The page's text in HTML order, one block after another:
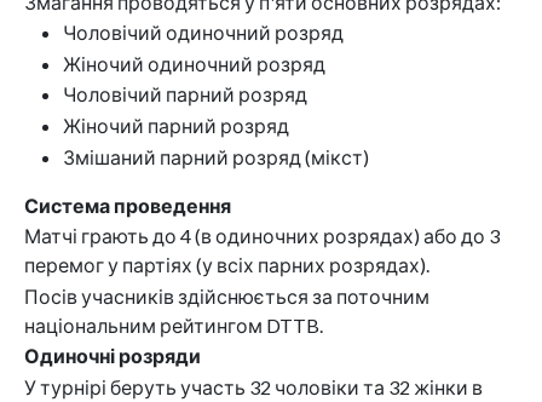
Чоловічий одиночний розряд
Жіночий одиночний розряд
Чоловічий парний розряд
Жіночий парний розряд
Змішаний парний розряд (мікст)
Система проведення
Матчі грають до 4 (в одиночних розрядах) або до 3
перемог у партіях (у всіх парних розрядах).
Посів учасників здійснюється за поточним
національним рейтингом DTTB.
Одиночні розряди
У турнірі беруть участь 32 чоловіки та 32 жінки в